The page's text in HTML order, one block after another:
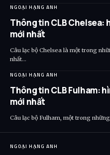
NGOẠI HẠNG ANH
Thông tin CLB Chelsea:
mới nhất
Câu lạc bộ Chelsea là một trong
nhất…
NGOẠI HẠNG ANH
Thông tin CLB Fulham:
mới nhất
Câu lạc bộ Fulham, một trong
NGOẠI HẠNG ANH